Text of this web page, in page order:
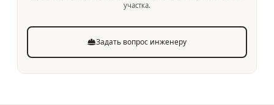
участка.
Задать вопрос инженеру